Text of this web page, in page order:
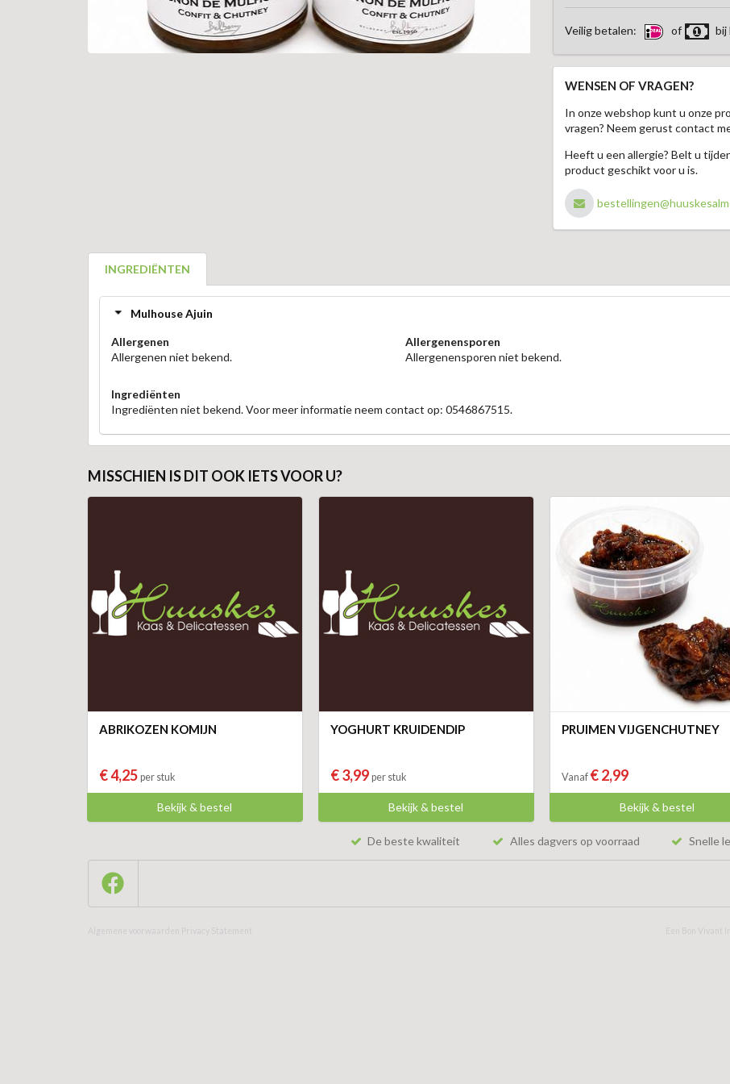
Veilig betalen: of bij
WENSEN OF VRAGEN?
In onze webshop kunt u onze
vragen? Neem gerust contact
Heeft u een allergie? Belt u
product geschikt voor u is.
INGREDIËNTEN
Mulhouse Ajuin
Allergenen
Allergenen niet bekend.
Allergenensporen
Allergenensporen niet bekend.
Ingrediënten
Ingrediënten niet bekend. Voor meer informatie neem contact op: 0546867515.
MISSCHIEN IS DIT OOK IETS VOOR U?
ABRIKOZEN KOMIJN
€ 4,25 per stuk
Bekijk & bestel
YOGHURT KRUIDENDIP
€ 3,99 per stuk
Bekijk & bestel
PRUIMEN VIJGENCHUTNEY
Vanaf € 2,99
Bekijk & bestel
De beste kwaliteit Alles dagvers op voorraad Snelle
Algemene voorwaarden Privacy Statement Een Bon Vivant